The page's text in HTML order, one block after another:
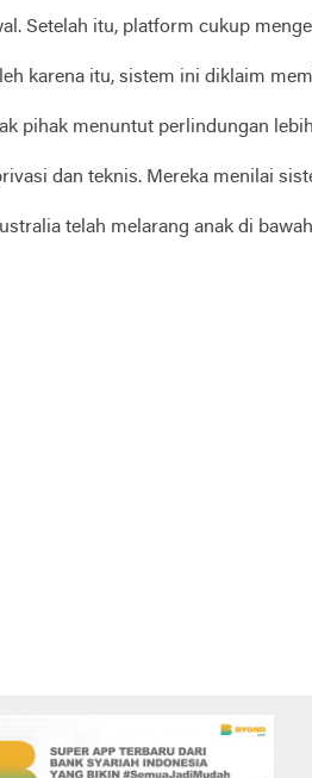
Setelah itu, platform cukup
karena itu, sistem ini diklaim
pihak menuntut perlindungan
dan teknis. Mereka menilai
telah melarang anak di